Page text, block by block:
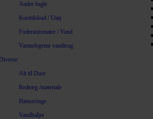
Andre fugle
Kosttilskud / Utøj
Foderautomater / Vand
Varmelegeme vandtrug
Diverse
Alt til Duer
Redeæg /materiale
Hønseringe
Vandbaljer